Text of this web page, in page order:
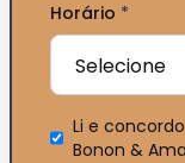
Horário *
Li e
Bonon &